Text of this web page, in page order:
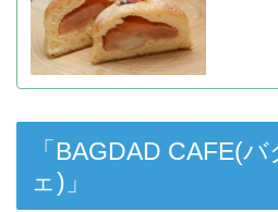
「BAGDAD CAFE(
ェ)」